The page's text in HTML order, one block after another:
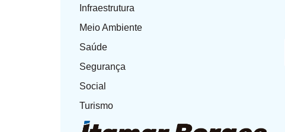
Infraestrutura
Meio Ambiente
Saúde
Segurança
Social
Turismo